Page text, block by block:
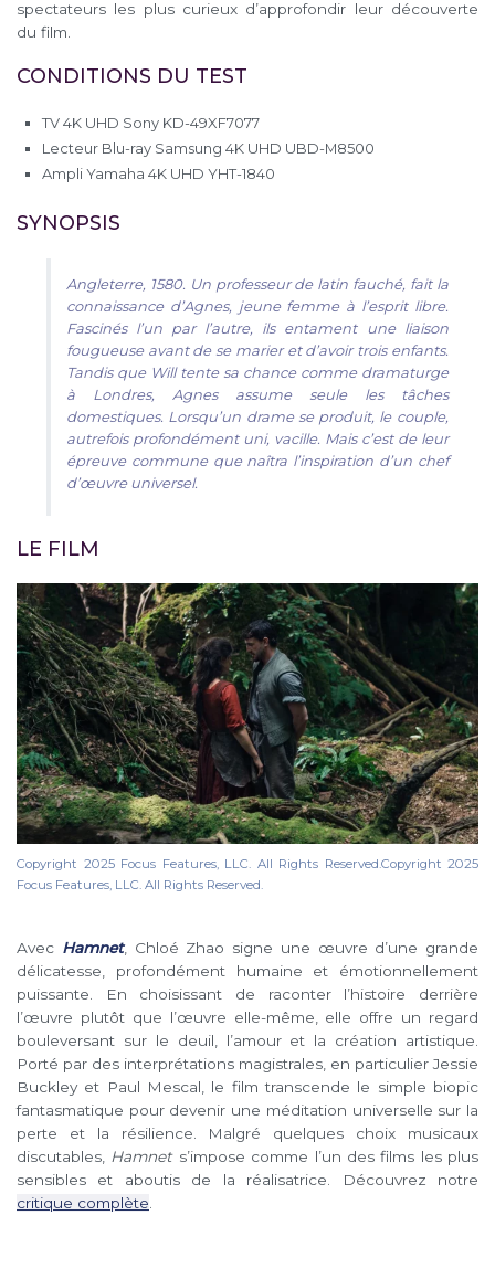
spectateurs les plus curieux d’approfondir leur découverte
du film.
CONDITIONS DU TEST
TV 4K UHD Sony KD-49XF7077
Lecteur Blu-ray Samsung 4K UHD UBD-M8500
Ampli Yamaha 4K UHD YHT-1840
SYNOPSIS
Angleterre, 1580. Un professeur de latin fauché, fait la
connaissance d’Agnes, jeune femme à l’esprit libre.
Fascinés l’un par l’autre, ils entament une liaison
fougueuse avant de se marier et d’avoir trois enfants.
Tandis que Will tente sa chance comme dramaturge
à Londres, Agnes assume seule les tâches
domestiques. Lorsqu’un drame se produit, le couple,
autrefois profondément uni, vacille. Mais c’est de leur
épreuve commune que naîtra l’inspiration d’un chef
d’œuvre universel.
LE FILM
Copyright 2025 Focus Features, LLC. All Rights Reserved.Copyright 2025
Focus Features, LLC. All Rights Reserved.
Avec Hamnet, Chloé Zhao signe une œuvre d’une grande
délicatesse, profondément humaine et émotionnellement
puissante. En choisissant de raconter l’histoire derrière
l’œuvre plutôt que l’œuvre elle-même, elle offre un regard
bouleversant sur le deuil, l’amour et la création artistique.
Porté par des interprétations magistrales, en particulier Jessie
Buckley et Paul Mescal, le film transcende le simple biopic
fantasmatique pour devenir une méditation universelle sur la
perte et la résilience. Malgré quelques choix musicaux
discutables,
Hamnets’impose comme l’un des films les plus
sensibles et aboutis de la réalisatrice. Découvrez notre
critique complète